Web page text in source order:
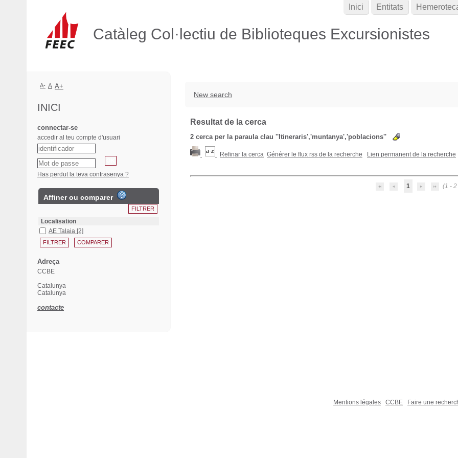
Catàleg Col·lectiu de Biblioteques Excursionistes
New search
Resultat de la cerca
2 cerca per la paraula clau ''Itineraris','muntanya','poblacions''
Refinar la cerca Générer le flux rss de la recherche Lien permanent de la recherche
1 (1 - 2
Mentions légales CCBE Faire une
Inici Entitats
A- A A+
INICI
connectar-se
accedir al teu compte d'usuari
Has perdut la teva contrasenya ?
Affiner ou comparer
Localisation
AE Talaia [2]
Adreça
CCBE
Catalunya
Catalunya
contacte